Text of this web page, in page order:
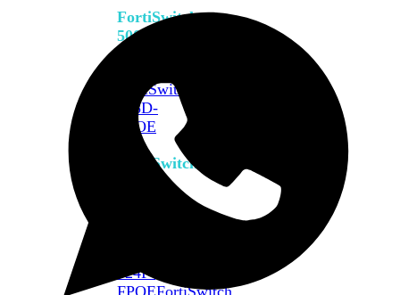
FortiSwitch
500
FortiSwitch
548D-
FPOE
FortiSwitch
624F-
FPOEFortiSwitch